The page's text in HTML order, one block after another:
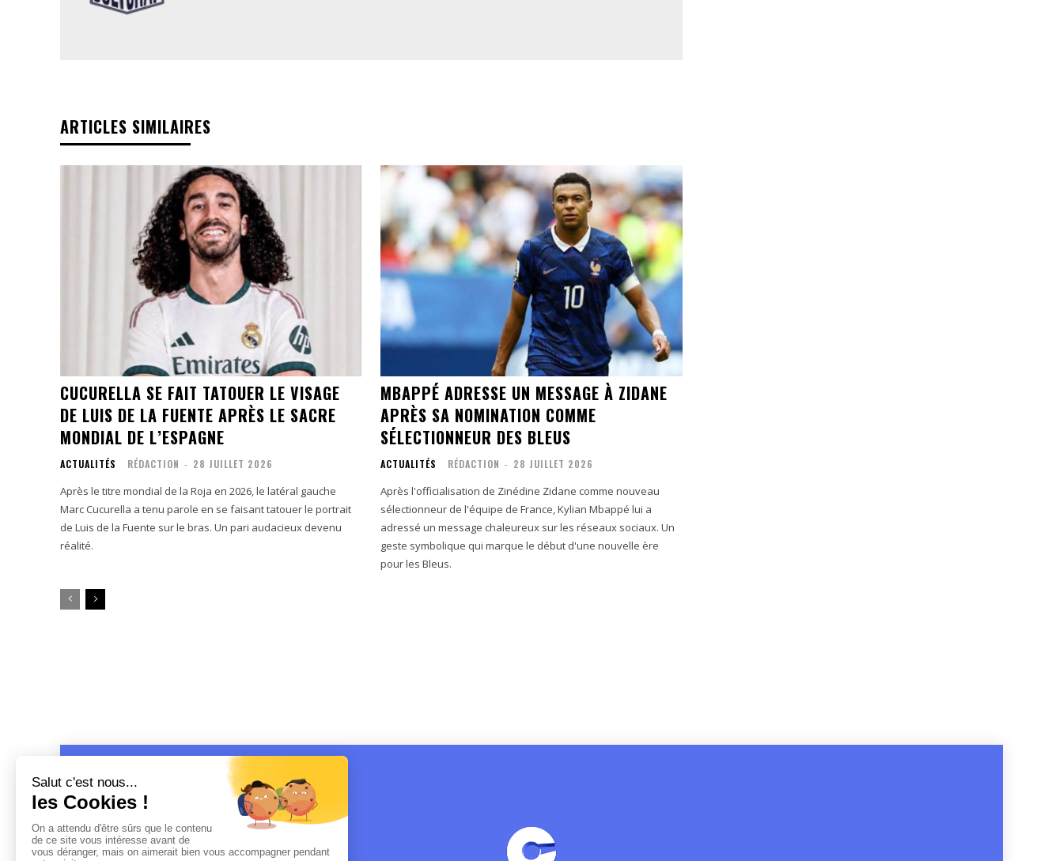
ARTICLES SIMILAIRES
CUCURELLA SE FAIT TATOUER LE VISAGE
DE LUIS DE LA FUENTE APRÈS LE SACRE
MONDIAL DE L’ESPAGNE
ACTUALITÉS RÉDACTION - 28 JUILLET 2026
Après le titre mondial de la Roja en 2026, le latéral gauche
Marc Cucurella a tenu parole en se faisant tatouer le portrait
de Luis de la Fuente sur le bras. Un pari audacieux devenu
réalité.
MBAPPÉ ADRESSE UN MESSAGE À ZIDANE
APRÈS SA NOMINATION COMME
SÉLECTIONNEUR DES BLEUS
ACTUALITÉS RÉDACTION - 28 JUILLET 2026
Après l'officialisation de Zinédine Zidane comme nouveau
sélectionneur de l'équipe de France, Kylian Mbappé lui a
adressé un message chaleureux sur les réseaux sociaux. Un
geste symbolique qui marque le début d'une nouvelle ère
pour les Bleus.